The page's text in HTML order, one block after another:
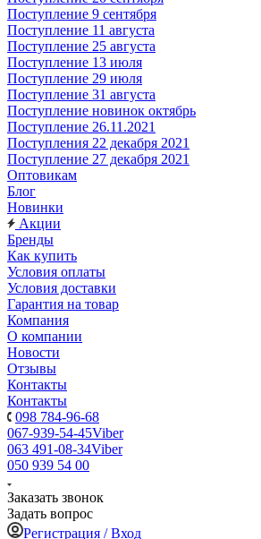
Поступление 9 сентября
Поступление 11 августа
Поступление 25 августа
Поступление 13 июля
Поступление 29 июля
Поступление 31 августа
Поступление новинок октябрь
Поступление 26.11.2021
Поступления 22 декабря 2021
Поступление 27 декабря 2021
Оптовикам
Блог
Новинки
Акции
Бренды
Как купить
Условия оплаты
Условия доставки
Гарантия на товар
Компания
О компании
Новости
Отзывы
Контакты
Контакты
098 784-96-68
067-939-54-45Viber
063 491-08-34Viber
050 939 54 00
Заказать звонок
Задать вопрос
Регистрация / Вход